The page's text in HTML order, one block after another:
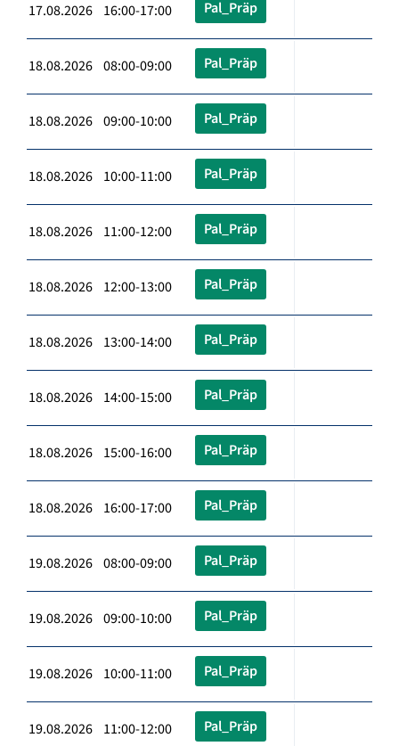
17.08.2026 16:00-17:00 Pal_Präp
18.08.2026 08:00-09:00 Pal_Präp
18.08.2026 09:00-10:00 Pal_Präp
18.08.2026 10:00-11:00 Pal_Präp
18.08.2026 11:00-12:00 Pal_Präp
18.08.2026 12:00-13:00 Pal_Präp
18.08.2026 13:00-14:00 Pal_Präp
18.08.2026 14:00-15:00 Pal_Präp
18.08.2026 15:00-16:00 Pal_Präp
18.08.2026 16:00-17:00 Pal_Präp
19.08.2026 08:00-09:00 Pal_Präp
19.08.2026 09:00-10:00 Pal_Präp
19.08.2026 10:00-11:00 Pal_Präp
19.08.2026 11:00-12:00 Pal_Präp